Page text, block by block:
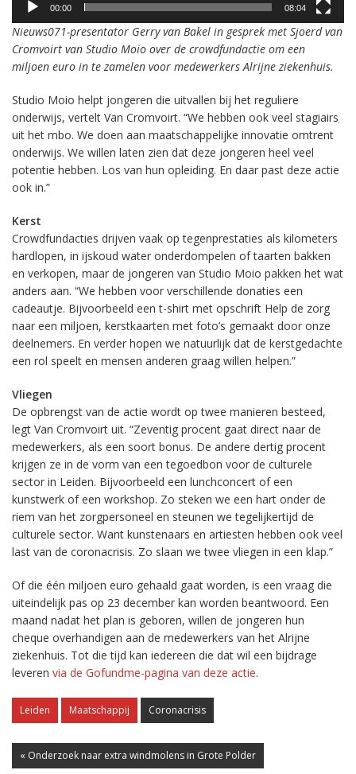
00:00 08:04
Nieuws071-presentator Gerry van Bakel in gesprek met Sjoerd van
Cromvoirt van Studio Moio over de crowdfundactie om een
miljoen euro in te zamelen voor medewerkers Alrijne ziekenhuis.
Studio Moio helpt jongeren die uitvallen bij het reguliere
onderwijs, vertelt Van Cromvoirt. “We hebben ook veel stagiairs
uit het mbo. We doen aan maatschappelijke innovatie omtrent
onderwijs. We willen laten zien dat deze jongeren heel veel
potentie hebben. Los van hun opleiding. En daar past deze actie
ook in.”
Kerst
Crowdfundacties drijven vaak op tegenprestaties als kilometers
hardlopen, in ijskoud water onderdompelen of taarten bakken
en verkopen, maar de jongeren van Studio Moio pakken het wat
anders aan. “We hebben voor verschillende donaties een
cadeautje. Bijvoorbeeld een t-shirt met opschrift Help de zorg
naar een miljoen, kerstkaarten met foto’s gemaakt door onze
deelnemers. En verder hopen we natuurlijk dat de kerstgedachte
een rol speelt en mensen anderen graag willen helpen.”
Vliegen
De opbrengst van de actie wordt op twee manieren besteed,
legt Van Cromvoirt uit. “Zeventig procent gaat direct naar de
medewerkers, als een soort bonus. De andere dertig procent
krijgen ze in de vorm van een tegoedbon voor de culturele
sector in Leiden. Bijvoorbeeld een lunchconcert of een
kunstwerk of een workshop. Zo steken we een hart onder de
riem van het zorgpersoneel en steunen we tegelijkertijd de
culturele sector. Want kunstenaars en artiesten hebben ook veel
last van de coronacrisis. Zo slaan we twee vliegen in een klap.”
Of die één miljoen euro gehaald gaat worden, is een vraag die
uiteindelijk pas op 23 december kan worden beantwoord. Een
maand nadat het plan is geboren, willen de jongeren hun
cheque overhandigen aan de medewerkers van het Alrijne
ziekenhuis. Tot die tijd kan iedereen die dat wil een bijdrage
leveren via de Gofundme-pagina van deze actie.
Leiden Maatschappij Coronacrisis
« Onderzoek naar extra windmolens in Grote Polder